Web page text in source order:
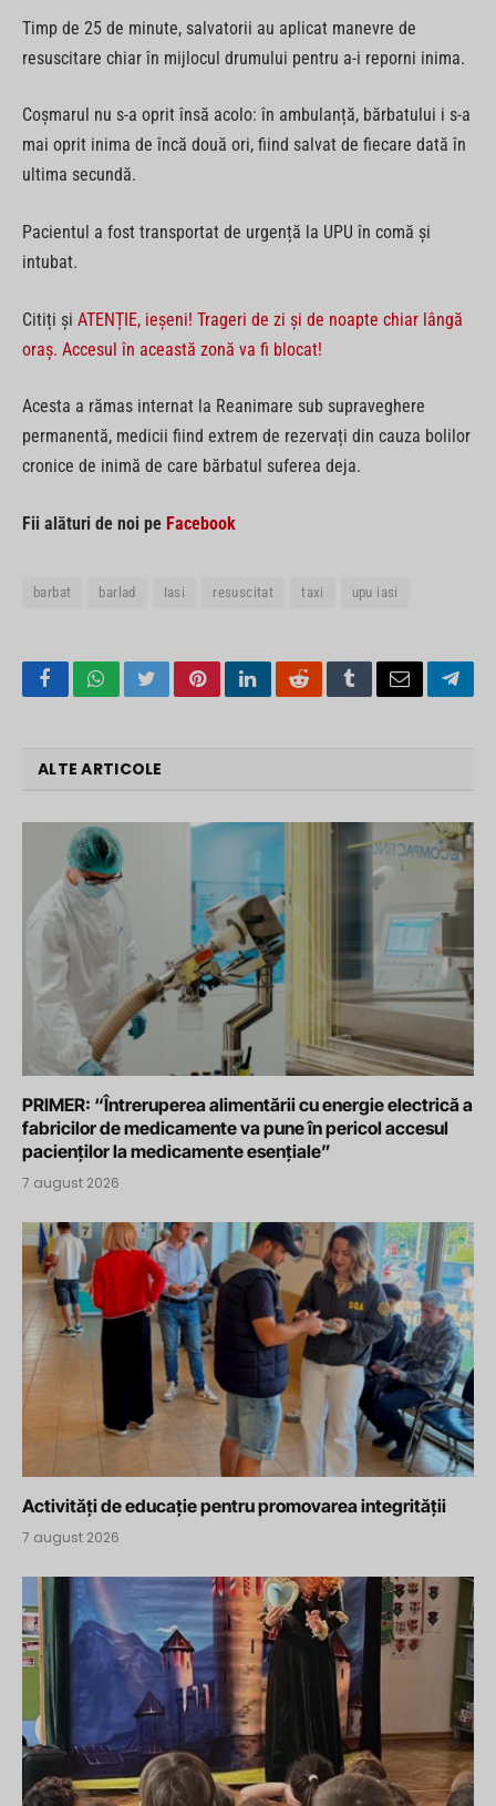
Timp de 25 de minute, salvatorii au aplicat manevre de
resuscitare chiar în mijlocul drumului pentru a-i reporni inima.
Coșmarul nu s-a oprit însă acolo: în ambulanță, bărbatului i s-a
mai oprit inima de încă două ori, fiind salvat de fiecare dată în
ultima secundă.
Pacientul a fost transportat de urgență la UPU în comă și
intubat.
Citiți și ATENȚIE, ieșeni! Trageri de zi și de noapte chiar lângă
oraș. Accesul în această zonă va fi blocat!
Acesta a rămas internat la Reanimare sub supraveghere
permanentă, medicii fiind extrem de rezervați din cauza bolilor
cronice de inimă de care bărbatul suferea deja.
Fii alături de noi pe Facebook
barbat barlad Iasi resuscitat taxi upu iasi
FacebookWhatsApp
TwitterPinterestLinkedInRedditTumblrEmail
ALTE ARTICOLE
PRIMER: “Întreruperea alimentării cu energie electrică a
fabricilor de medicamente va pune în pericol accesul
pacienților la medicamente esențiale”
7 august 2026
Activități de educație pentru promovarea integrității
7 august 2026